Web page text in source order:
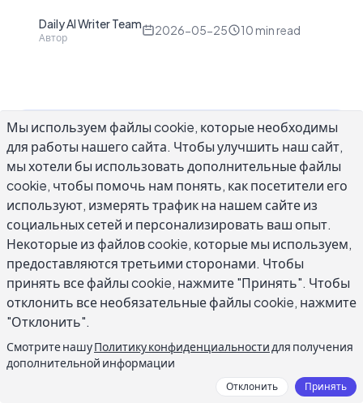
Daily AI Writer Team
Автор
2026-05-25 10 min read
Когда вы отправляете клиенту предложение,
обновление проекта или важный вопрос и
ничего не слышите, составление правильного
повторного письма клиенту после молчания -
это разница между возобновлением
разговора и наблюдением того, как проект
приостанавливается. Клиенты пропускают
письма по законным причинам:
конкурирующие сроки, перегруженный
входящий ящик, сообщение,
классифицированное до прочтения.
Своевременное повторное письмо с
правильным тоном может перезагрузить
Мы используем файлы cookie, которые необходимы
для работы нашего сайта. Чтобы улучшить наш сайт,
мы хотели бы использовать дополнительные файлы
cookie, чтобы помочь нам понять, как посетители его
используют, измерять трафик на нашем сайте из
социальных сетей и персонализировать ваш опыт.
Некоторые из файлов cookie, которые мы используем,
предоставляются третьими сторонами. Чтобы
принять все файлы cookie, нажмите "Принять". Чтобы
отклонить все необязательные файлы cookie, нажмите
"Отклонить".
Смотрите нашуПолитику конфиденциальности для получения
дополнительной информации
Отклонить Принять